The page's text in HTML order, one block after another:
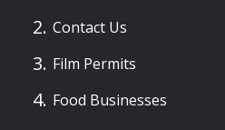
Contact Us
Film Permits
Food Businesses